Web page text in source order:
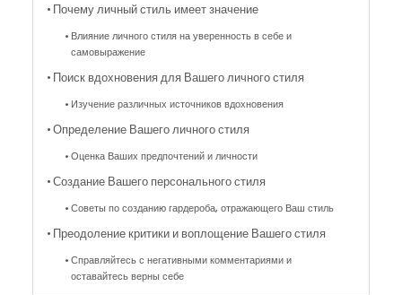
Почему личный стиль имеет значение
Влияние личного стиля на уверенность в себе и
самовыражение
Поиск вдохновения для Вашего личного стиля
Изучение различных источников вдохновения
Определение Вашего личного стиля
Оценка Ваших предпочтений и личности
Создание Вашего персонального стиля
Советы по созданию гардероба, отражающего Ваш стиль
Преодоление критики и воплощение Вашего стиля
Справляйтесь с негативными комментариями и
оставайтесь верны себе